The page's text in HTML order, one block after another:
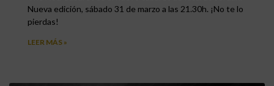
Nueva edición, sábado 31 de marzo a las 21.30h. ¡No te lo
pierdas!
LEER MÁS »